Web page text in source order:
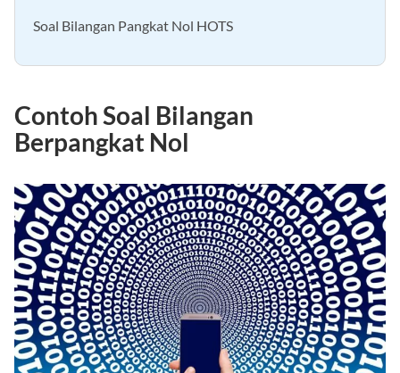
Soal Bilangan Pangkat Nol HOTS
Contoh Soal Bilangan
Berpangkat Nol